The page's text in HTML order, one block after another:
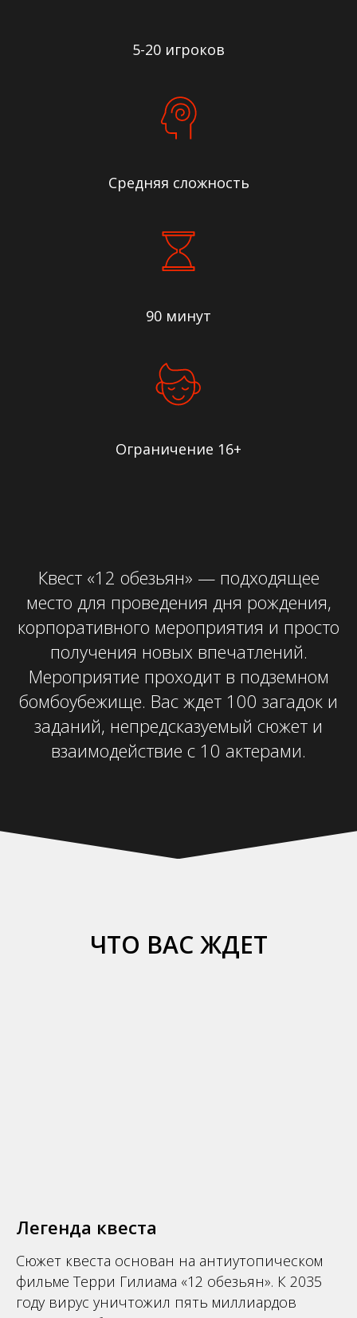
5-20 игроков
Средняя сложность
90 минут
Ограничение 16+
Квест «12 обезьян» — подходящее
место для проведения дня рождения,
корпоративного мероприятия и просто
получения новых впечатлений.
Мероприятие проходит в подземном
бомбоубежище. Вас ждет 100 загадок и
заданий, непредсказуемый сюжет и
взаимодействие с 10 актерами.
ЧТО ВАС ЖДЕТ
Легенда квеста
Сюжет квеста основан на антиутопическом
фильме Терри Гилиама «12 обезьян». К 2035
году вирус уничтожил пять миллиардов